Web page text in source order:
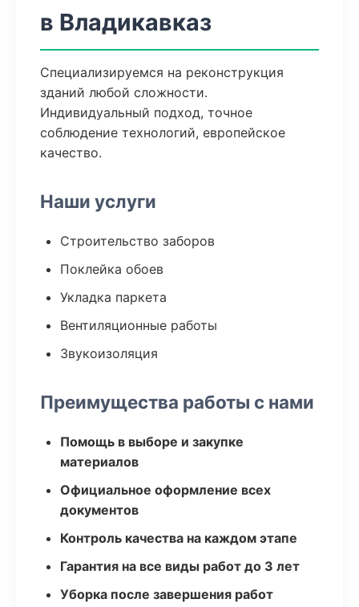
в Владикавказ
Специализируемся на реконструкция
зданий любой сложности.
Индивидуальный подход, точное
соблюдение технологий, европейское
качество.
Наши услуги
Строительство заборов
Поклейка обоев
Укладка паркета
Вентиляционные работы
Звукоизоляция
Преимущества работы с нами
Помощь в выборе и закупке
материалов
Официальное оформление всех
документов
Контроль качества на каждом этапе
Гарантия на все виды работ до 3 лет
Уборка после завершения работ